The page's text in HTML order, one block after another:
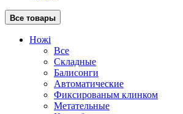
Все товары
Ножі
Все
Складные
Балисонги
Автоматические
Фиксированым клинком
Метательные